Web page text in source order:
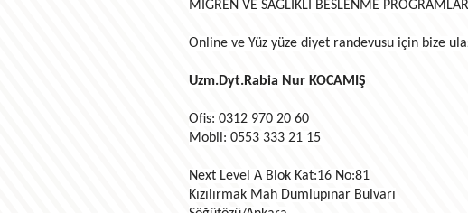
MİGREN VE SAĞLIKLI BESLENME
Online ve Yüz yüze diyet randevusu için bize
Uzm.Dyt.Rabia Nur KOCAMIŞ
Ofis: 0312 970 20 60
Mobil: 0553 333 21 15
Next Level A Blok Kat:16 No:81
Kızılırmak Mah Dumlupınar Bulvarı